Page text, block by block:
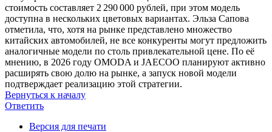
стоимость составляет 2 290 000 рублей, при этом модель
доступна в нескольких цветовых вариантах. Эльза Сапова
отметила, что, хотя на рынке представлено множество
китайских автомобилей, не все конкуренты могут предложить
аналогичные модели по столь привлекательной цене. По её
мнению, в 2026 году OMODA и JAECOO планируют активно
расширять свою долю на рынке, а запуск новой модели
подтверждает реализацию этой стратегии.
Вернуться к началу
Ответить
Версия для печати